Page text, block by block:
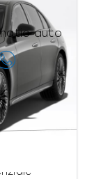
auto